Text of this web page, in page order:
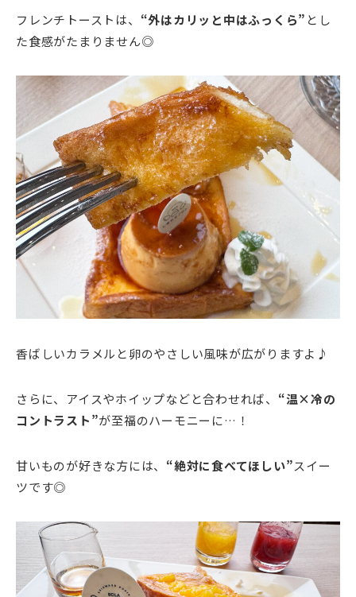
フレンチトーストは、 “外はカリッと中はふっくら” とし
た食感がたまりません◎
香ばしいカラメルと卵のやさしい風味が広がりますよ♪
さらに、アイスやホイップなどと合わせれば、 “温×冷の
コントラスト”が至福のハーモニーに…！
甘いものが好きな方には、 “絶対に食べてほしい”スイー
ツです◎